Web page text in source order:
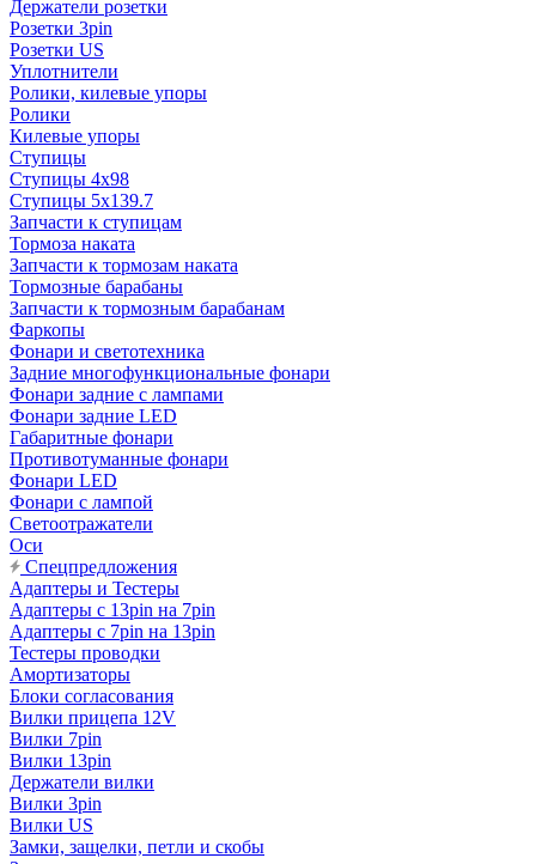
Держатели розетки
Розетки 3pin
Розетки US
Уплотнители
Ролики, килевые упоры
Ролики
Килевые упоры
Ступицы
Ступицы 4x98
Ступицы 5x139.7
Запчасти к ступицам
Тормоза наката
Запчасти к тормозам наката
Тормозные барабаны
Запчасти к тормозным барабанам
Фаркопы
Фонари и светотехника
Задние многофункциональные фонари
Фонари задние с лампами
Фонари задние LED
Габаритные фонари
Противотуманные фонари
Фонари LED
Фонари с лампой
Светоотражатели
Оси
Спецпредложения
Адаптеры и Тестеры
Адаптеры с 13pin на 7pin
Адаптеры с 7pin на 13pin
Тестеры проводки
Амортизаторы
Блоки согласования
Вилки прицепа 12V
Вилки 7pin
Вилки 13pin
Держатели вилки
Вилки 3pin
Вилки US
Замки, защелки, петли и скобы